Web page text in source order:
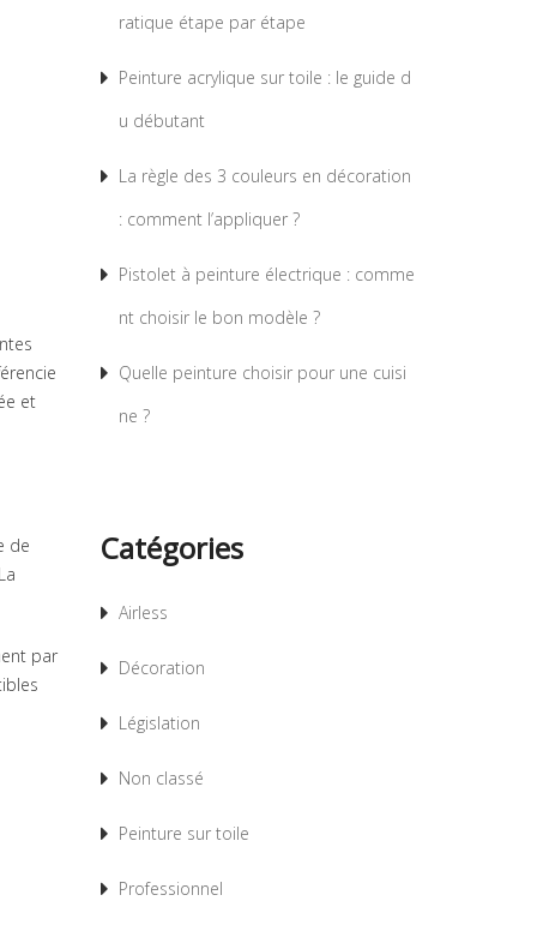
et
de
par
ratique étape par étape
Peinture acrylique sur toile : le guide d
u débutant
La règle des 3 couleurs en décoration
: comment l’appliquer ?
Pistolet à peinture électrique : comme
nt choisir le bon modèle ?
Quelle peinture choisir pour une cuisi
ne ?
Catégories
Airless
Décoration
Législation
Non classé
Peinture sur toile
Professionnel